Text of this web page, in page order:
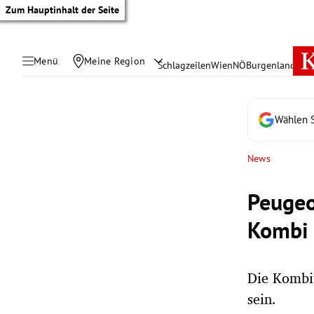
Zum Hauptinhalt der Seite
Menü Meine Region SchlagzeilenWienNÖBurgenland
Wählen
News
Kombi
Die
sein.